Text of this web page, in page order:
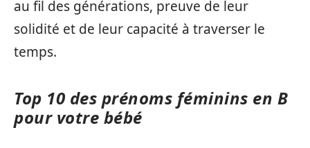
au fil des générations, preuve de leur
solidité et de leur capacité à traverser le
temps.
Top 10 des prénoms féminins en B
pour votre bébé